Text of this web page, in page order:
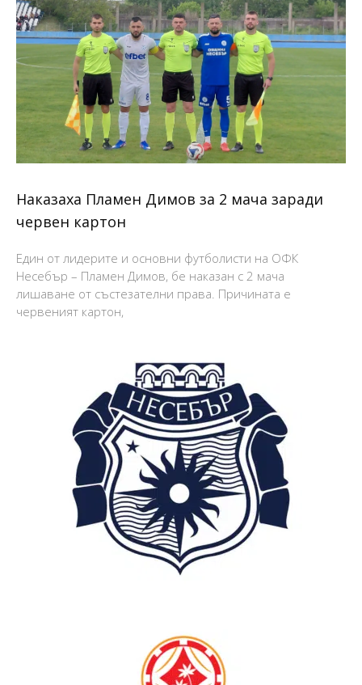
Наказаха Пламен Димов за 2 мача заради
червен картон
Един от лидерите и основни футболисти на ОФК
Несебър – Пламен Димов, бе наказан с 2 мача
лишаване от състезателни права. Причината е
червеният картон,